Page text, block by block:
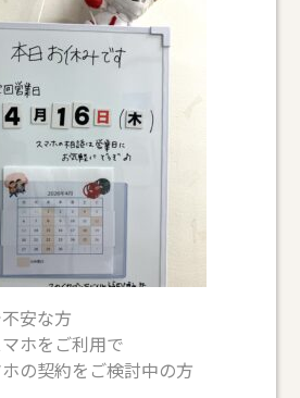
安な方
ホをご利用で
の契約をご検討中の方